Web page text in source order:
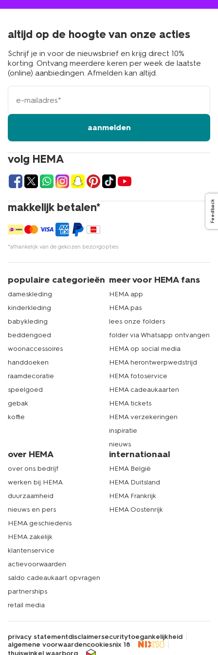
volg HEMA
makkelijk betalen*
*afhankelijk van de gekozen bezorgopties
altijd op de hoogte van onze acties
Schrijf je in voor de nieuwsbrief en krijg direct 10%
korting. Ontvang meerdere keren per week de laatste
(online) aanbiedingen. Afmelden kan altijd.
e-
mailadres
aanmelden
populaire categorieën
dameskleding
kinderkleding
babykleding
beddengoed
woonaccessoires
handdoeken
raamdecoratie
speelgoed
gebak
koffie
meer voor HEMA fans
HEMA app
HEMA pas
lees onze folders
folder via Whatsapp ontvangen
HEMA op social media
HEMA herontwerpwedstrijd
HEMA fotoservice
HEMA cadeaukaarten
HEMA tickets
HEMA verzekeringen
inspiratie
nieuws
over HEMA
over ons bedrijf
werken bij HEMA
duurzaamheid
nieuws en pers
HEMA geschiedenis
HEMA zakelijk
klantenservice
actievoorwaarden
saldo cadeaukaart opvragen
partnerships
retail media
internationaal
HEMA België
HEMA Duitsland
HEMA Frankrijk
HEMA Oostenrijk
privacy statementdisclaimersecuritytoegankelijkheid
algemene voorwaardencookiesnix 18
thuiswinkel waarborg
Feedback